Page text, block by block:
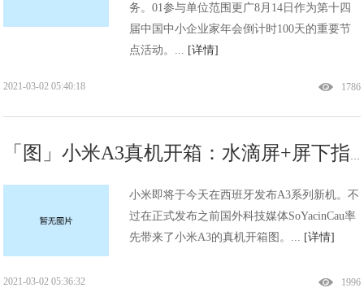
务。01参与单位范围更广8月14日作为第十四
届中国中小企业家年会倒计时100天的重要节
点活动。... [详情]
1786
2021-03-02 05:40:18
小米即将于今天在西班牙发布A3系列新机。不
过在正式发布之前国外科技媒体SoYacinCau率
先带来了小米A3的真机开箱图。...
[详情]
1996
2021-03-02 05:36:32